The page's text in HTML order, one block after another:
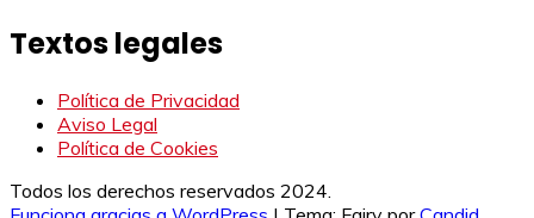
Textos legales
Política de Privacidad
Aviso Legal
Política de Cookies
Todos los derechos reservados 2024.